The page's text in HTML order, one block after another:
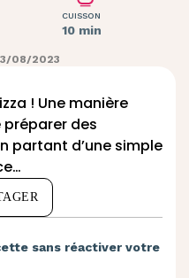
CUISSON
10 min
08/2023
! Une manière
des
partant d’une simple
sans réactiver votre